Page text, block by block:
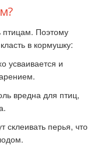
птицам. Поэтому
в кормушку:
усваивается и
вредна для птиц,
перья, что